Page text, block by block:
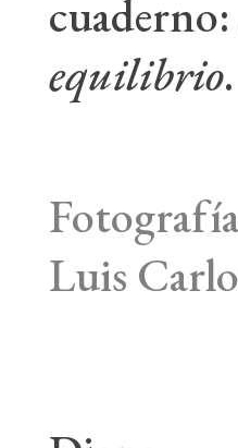
cuaderno:
equilibrio.
Luis